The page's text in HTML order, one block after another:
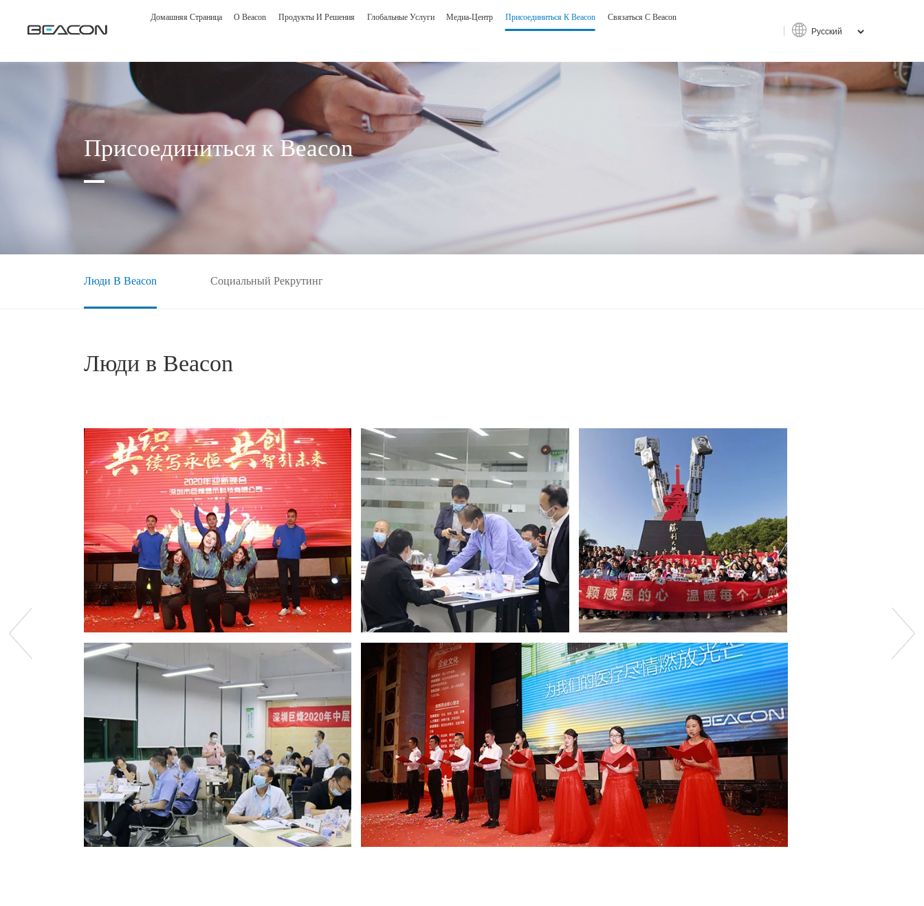
Домашняя Страница О Beacon Продукты И Решения
Медицинский дисплей
Диагностический дисплей
Хирургический дисплей
Решение по изображениям в операционной DSA
Решение по интеллектуальному центру чтения и
Человеко - машинный интерфейс
Комплексное интеллектуальное человеко-машинное
Глобальные Услуги Медиа-Центр Присоединиться К Beacon Связаться С Beacon
Присоединиться к Beacon
Люди В Beacon Социальный Рекрутинг
Люди в Beacon